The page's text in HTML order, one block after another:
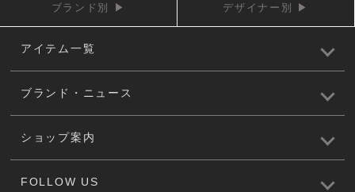
ブランド別 ▶ デザイナー別 ▶
アイテム一覧
ブランド・ニュース
ショップ案内
FOLLOW US